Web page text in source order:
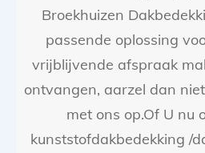
Broekhuizen
passende oplossing
vrijblijvende afspraak
ontvangen, aarzel dan
met ons op.Of U nu
kunststofdakbedekking /